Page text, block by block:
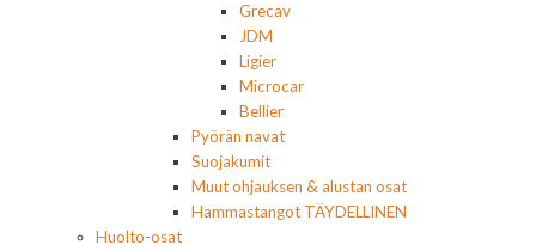
Grecav
JDM
Ligier
Microcar
Bellier
Pyörän navat
Suojakumit
Muut ohjauksen & alustan osat
Hammastangot TÄYDELLINEN
Huolto-osat